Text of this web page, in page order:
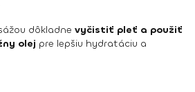
dôkladne vyčistiť pleť a použiť
olej pre lepšiu hydratáciu a